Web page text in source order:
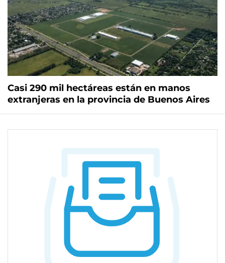
Casi 290 mil hectáreas están en manos
extranjeras en la provincia de Buenos Aires